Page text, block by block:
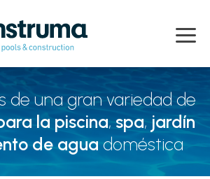
de una gran variedad de
la piscina,spa,jardín
de aguadoméstica